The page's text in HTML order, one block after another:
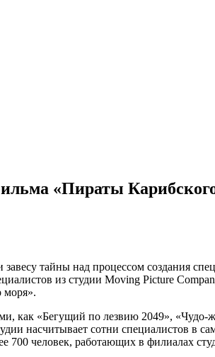
«Пираты
тайны над процессом создания
из студии Moving Picture
моря».
как «Бегущий по лезвию 2049»,
насчитывает сотни специалистов в
700 человек, работающих в филиалах